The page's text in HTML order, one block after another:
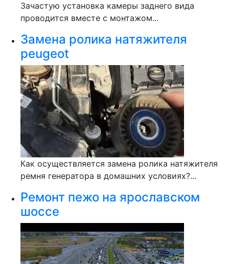
Зачастую установка камеры заднего вида
проводится вместе с монтажом...
Замена ролика натяжителя
peugeot
Как осуществляется замена ролика натяжителя
ремня генератора в домашних условиях?...
Ремонт пежо на ярославском
шоссе